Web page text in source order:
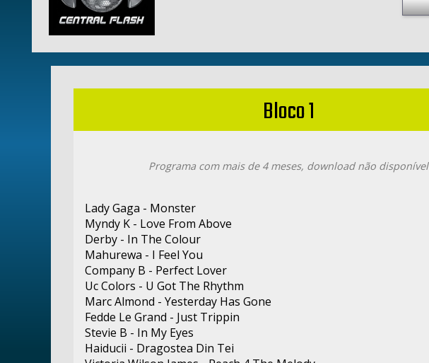
Bloco 1
Programa com mais de 4 meses, download não disponível
Lady Gaga - Monster
Myndy K - Love From Above
Derby - In The Colour
Mahurewa - I Feel You
Company B - Perfect Lover
Uc Colors - U Got The Rhythm
Marc Almond - Yesterday Has Gone
Fedde Le Grand - Just Trippin
Stevie B - In My Eyes
Haiducii - Dragostea Din Tei